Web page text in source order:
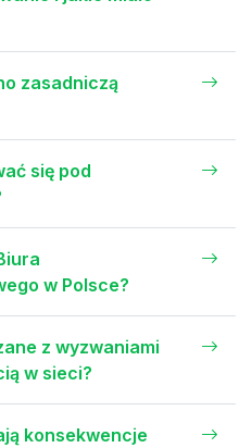
zasadniczą
się pod
w Polsce?
z wyzwaniami
w sieci?
konsekwencje